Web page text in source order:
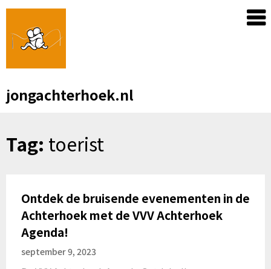
Skip
content
jongachterhoek.nl
Tag: toerist
Ontdek de bruisende evenementen in de
Achterhoek met de VVV Achterhoek
Agenda!
september 9, 2023